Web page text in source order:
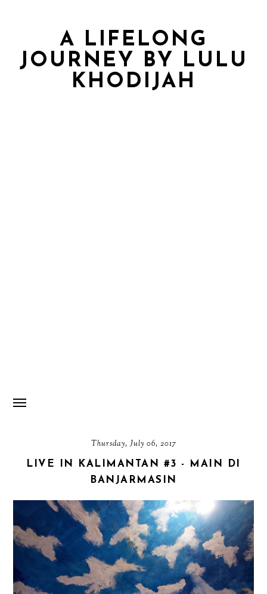
A LIFELONG
JOURNEY BY LULU
KHODIJAH
Thursday, July 06, 2017
LIVE IN KALIMANTAN #3 - MAIN DI
BANJARMASIN